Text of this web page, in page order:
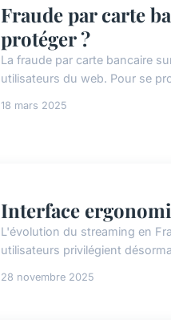
Fraude par carte
protéger ?
La fraude par carte bancaire
utilisateurs du web. Pour se
18 mars 2025
Interface
L'évolution du streaming en
utilisateurs privilégient
28 novembre 2025